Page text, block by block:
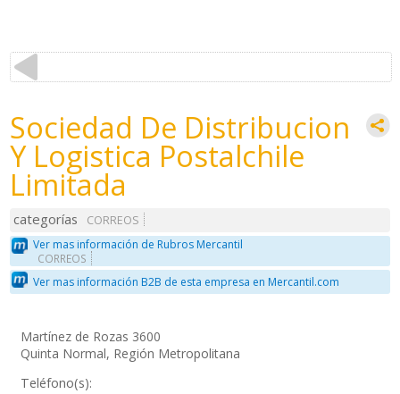
Sociedad De Distribucion
Y Logistica Postalchile
Limitada
categorías
CORREOS
Ver mas información de Rubros Mercantil
CORREOS
Ver mas información B2B de esta empresa en Mercantil.com
Martínez de Rozas 3600
Quinta Normal, Región Metropolitana
Teléfono(s):